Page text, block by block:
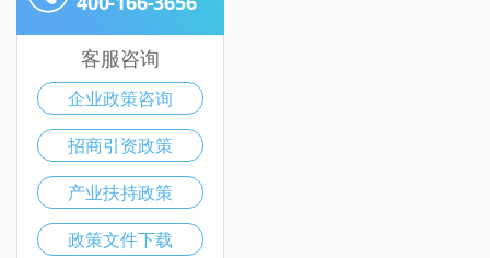
客服咨询
企业政策咨询
招商引资政策
产业扶持政策
政策文件下载